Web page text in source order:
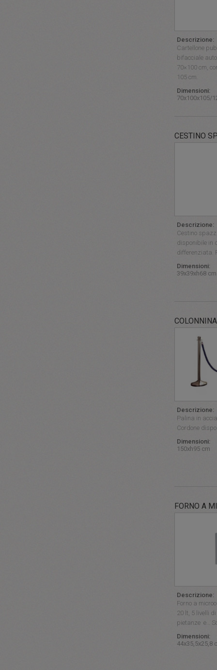
Descrizione:
Cartellone
bifacciale
70×100 cm,
105 cm.
Dimensioni:
70x100x105/
CESTINO
Descrizione:
Cestino
disponibile in
differenziata.
Dimensioni:
39x39xh68 cm
Descrizione:
Palina in
Cordone
Dimensioni:
150xh95 cm
FORNO A
Descrizione:
Forno a
20 lt, 5 livelli
pietanze e…
Dimensioni:
44x35,5x25,8